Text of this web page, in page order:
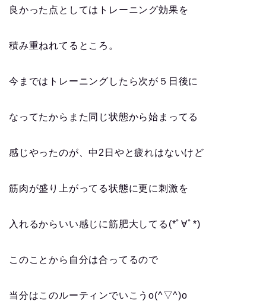
良かった点としてはトレーニング効果を
積み重ねれてるところ。
今まではトレーニングしたら次が５日後に
なってたからまた同じ状態から始まってる
感じやったのが、中2日やと疲れはないけど
筋肉が盛り上がってる状態に更に刺激を
入れるからいい感じに筋肥大してる (*ﾟ∀ﾟ*)
このことから自分は合ってるので
当分はこのルーティンでいこうo(^▽^)o